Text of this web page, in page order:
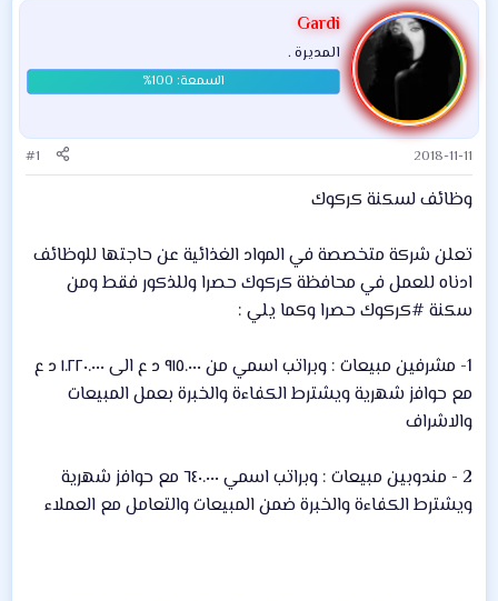
Gardi
المديرة .
2018-11-11
#1
وظائف لسكنة كركوك
تعلن شركة متخصصة في المواد الغذائية عن حاجتها للوظائف
ادناه للعمل في محافظة كركوك حصرا وللذكور فقط ومن
سكنة #كركوك حصرا وكما يلي :
1- مشرفين مبيعات : وبراتب اسمي من ٩١٥.٠٠٠ د ع الى ١.٢٢٠.٠٠٠ د ع
مع حوافز شهرية ويشترط الكفاءة والخبرة بعمل المبيعات
والاشراف
2 - مندوبين مبيعات : وبراتب اسمي ٦٤٠.٠٠٠ مع حوافز شهرية
ويشترط الكفاءة والخبرة ضمن المبيعات والتعامل مع العملاء